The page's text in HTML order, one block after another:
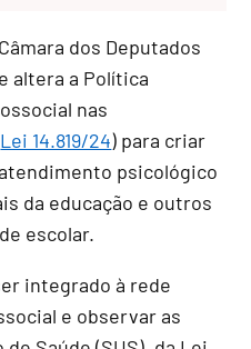
dos Deputados
altera a Política
nas
Lei 14.819/24) para criar
psicológico
da educação e outros
escolar.
integrado à rede
e observar as